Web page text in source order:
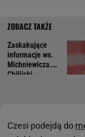
Zaskakujące
informacje ws.
Michniewicza.
Chilijski
Czesi podejdą do